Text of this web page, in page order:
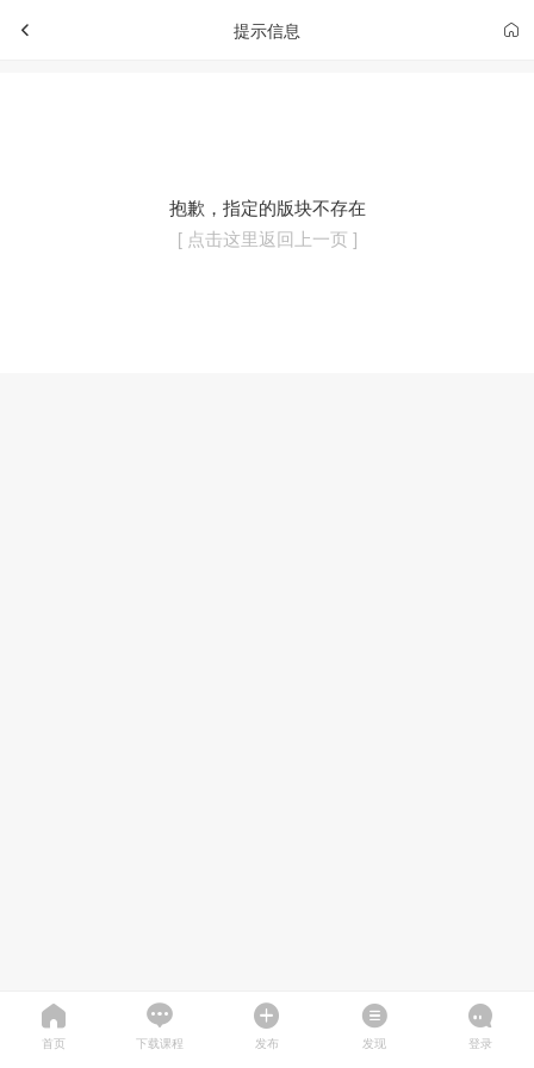
提示信息
抱歉，指定的版块不存在
[ 点击这里返回上一页 ]
首页 下载课程 发布 发现 登录